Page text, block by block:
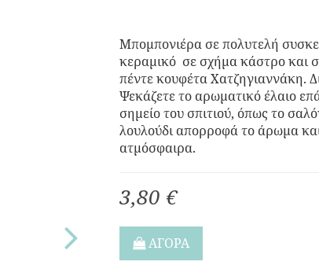
Μπομπονιέρα σε πολυτελή
κεραμικό σε σχήμα κάστρο και
πέντε κουφέτα
Ψεκάζετε το αρωματικό έλαιο
σημείο του σπιτιού, όπως το
λουλούδι απορροφά το άρωμα
ατμόσφαιρα.
3,80 €
ΑΓΟΡΑ